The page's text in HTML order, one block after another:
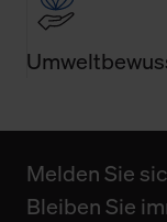
Melden Sie
Bleiben Sie